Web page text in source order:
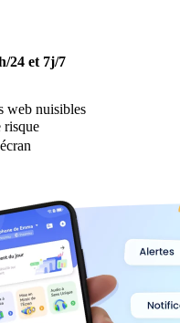
24 et 7j/7
web nuisibles
risque